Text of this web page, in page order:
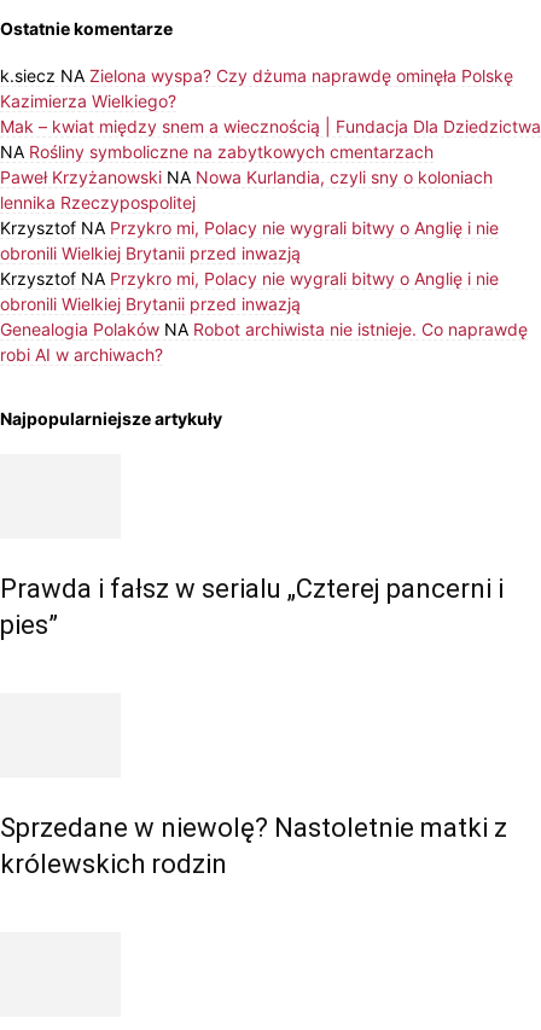
Ostatnie komentarze
k.siecz NA Zielona wyspa? Czy dżuma naprawdę ominęła Polskę
Kazimierza Wielkiego?
Mak – kwiat między snem a wiecznością | Fundacja Dla Dziedzictwa
NA Rośliny symboliczne na zabytkowych cmentarzach
Paweł Krzyżanowski NA Nowa Kurlandia, czyli sny o koloniach
lennika Rzeczypospolitej
Krzysztof NA Przykro mi, Polacy nie wygrali bitwy o Anglię i nie
obronili Wielkiej Brytanii przed inwazją
Krzysztof NA Przykro mi, Polacy nie wygrali bitwy o Anglię i nie
obronili Wielkiej Brytanii przed inwazją
Genealogia Polaków NA Robot archiwista nie istnieje. Co naprawdę
robi AI w archiwach?
Najpopularniejsze artykuły
Prawda i fałsz w serialu „Czterej pancerni i
pies”
Sprzedane w niewolę? Nastoletnie matki z
królewskich rodzin